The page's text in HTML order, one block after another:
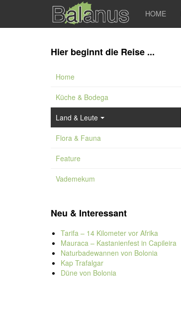
HOME
Hier beginnt die Reise ...
Home
Küche & Bodega
Land & Leute
Flora & Fauna
Feature
Vademekum
Neu & Interessant
Tarifa – 14 Kilometer vor Afrika
Mauraca – Kastanienfest in Capileira
Naturbadewannen von Bolonia
Kap Trafalgar
Düne von Bolonia